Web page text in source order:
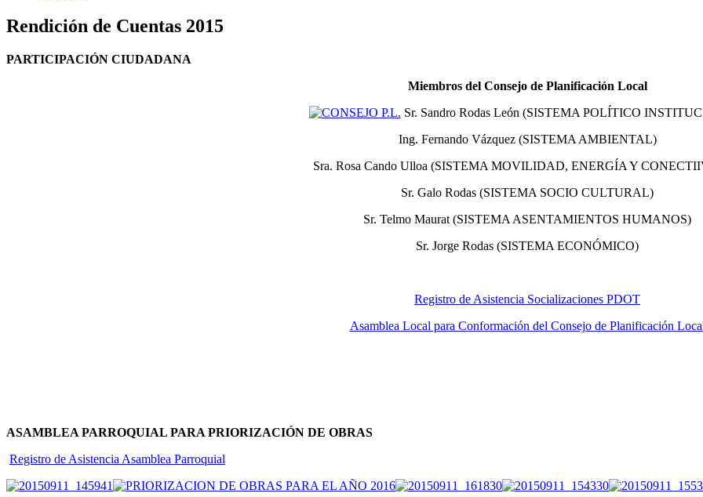
Rendición de Cuentas 2015
PARTICIPACIÓN CIUDADANA
Miembros del Consejo de Planificación Local
Sr. Sandro Rodas León (SISTEMA POLÍTICO
Ing. Fernando Vázquez (SISTEMA AMBIENTAL)
Sra. Rosa Cando Ulloa (SISTEMA MOVILIDAD, ENERGÍA Y
Sr. Galo Rodas (SISTEMA SOCIO CULTURAL)
Sr. Telmo Maurat (SISTEMA ASENTAMIENTOS HUMANOS)
Sr. Jorge Rodas (SISTEMA ECONÓMICO)
Registro de Asistencia Socializaciones PDOT
Asamblea Local para Conformación del Consejo de Planificación
ASAMBLEA PARROQUIAL PARA PRIORIZACIÓN DE OBRAS
Registro de Asistencia Asamblea Parroquial